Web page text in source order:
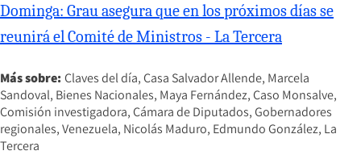
Dominga: Grau asegura que en los próximos días se
reunirá el Comité de Ministros - La Tercera
Más sobre: Claves del día Casa Salvador Allende Marcela
Sandoval Bienes Nacionales Maya Fernández Caso Monsalve
Comisión investigadora Cámara de Diputados Gobernadores
regionales Venezuela Nicolás Maduro Edmundo González La
Tercera